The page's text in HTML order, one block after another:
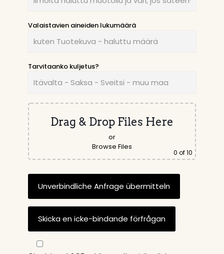
Valaistavien aineiden lukumäärä
Tarvitaanko kuljetus?
Drag & Drop Files Here
or
Browse Files
0 of 10